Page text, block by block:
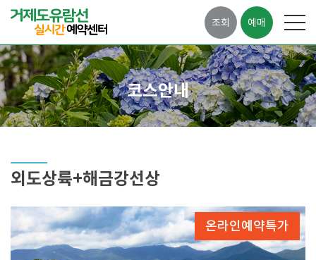
조회 예매
코스안내
외도상륙+해금강선상
온라인예약특가